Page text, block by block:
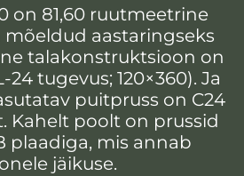
on 81,60 ruutmeetrine
mõeldud aastaringseks
talakonstruktsioon on
tugevus; 120×360). Ja
puitpruss on C24
Kahelt poolt on prussid
plaadiga, mis annab
jäikuse.